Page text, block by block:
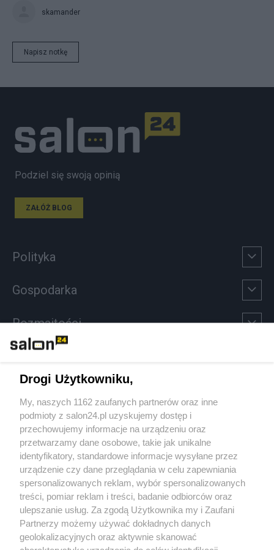
skamander
Napisz notkę
Podziel się swoją opinią
ZAŁÓŻ BLOG
Polityka
Gospodarka
Rozmaitości
Sport
Społeczeństwo
Kultura
X Facebook Instagram Youtube
Drogi Użytkowniku,
My, naszych 1162 zaufanych partnerów oraz inne
podmioty z salon24.pl uzyskujemy dostęp i
przechowujemy informacje na urządzeniu oraz
przetwarzamy dane osobowe, takie jak unikalne
identyfikatory, standardowe informacje wysyłane przez
urządzenie czy dane przeglądania w celu zapewniania
spersonalizowanych reklam, wybór spersonalizowanych
treści, pomiar reklam i treści, badanie odbiorców oraz
ulepszanie usług. Za zgodą Użytkownika my i Zaufani
Partnerzy możemy używać dokładnych danych
geolokalizacyjnych oraz aktywnie skanować